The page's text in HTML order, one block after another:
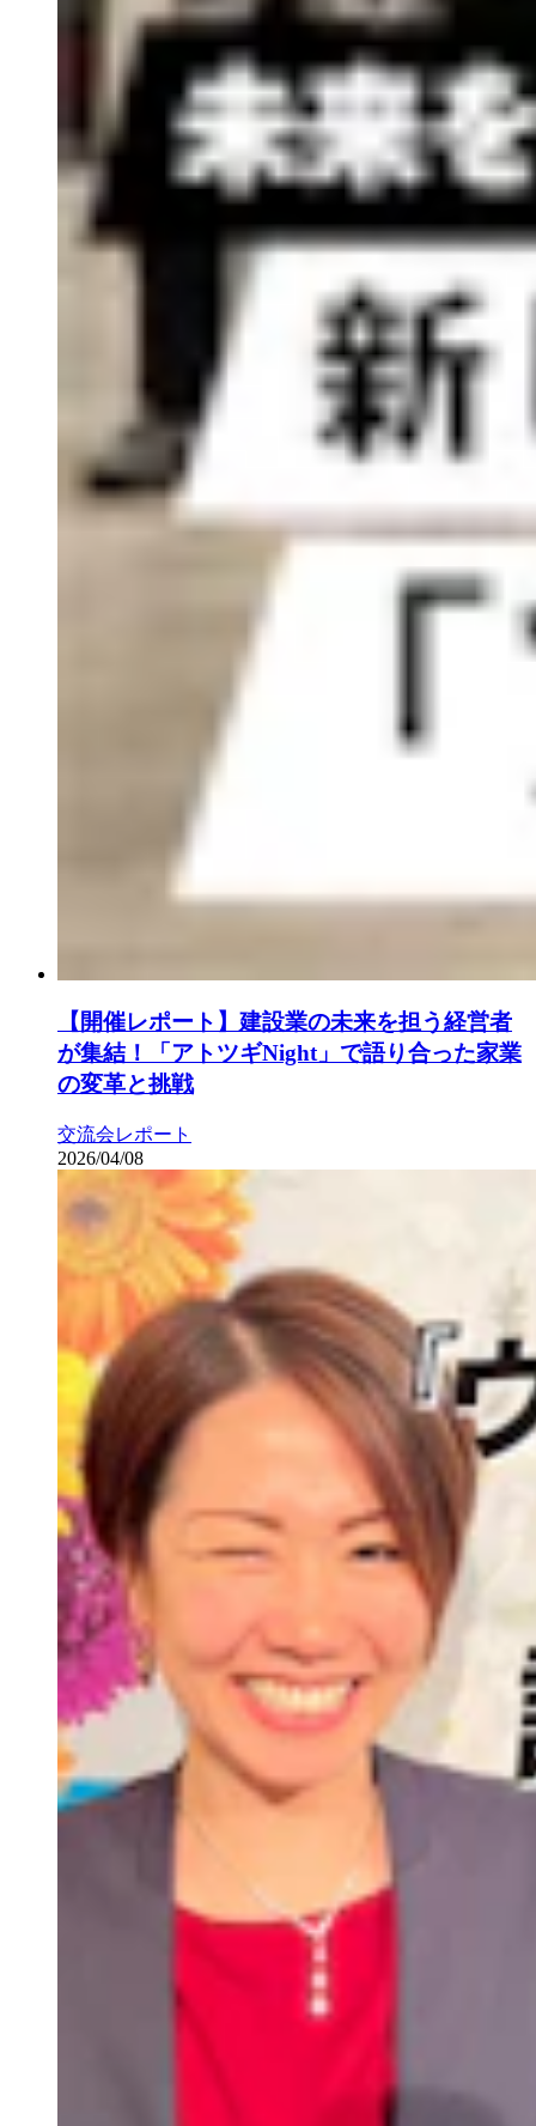
【開催レポート】建設業の未来を担う経営者
が集結！「アトツギNight」で語り合った家業
の変革と挑戦
交流会レポート
2026/04/08